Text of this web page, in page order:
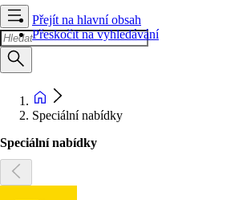
Přejít na hlavní obsah
Přeskočit na vyhledávání
Speciální nabídky
Speciální nabídky